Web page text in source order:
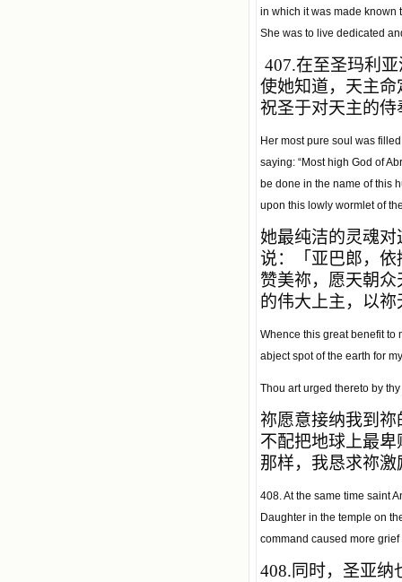
in which it was made known
She was to live dedicated
407.在至圣玛利
使她知道，天主
祝圣于对天主的侍
Her most pure soul was
saying: “Most high God of
be done in the name of this
upon this lowly wormlet of
她最纯洁的灵魂
说：「亚巴郎，
赞美祢，愿天朝
的伟大上主，以
Whence this great benefit to
abject spot of the earth for
Thou art urged thereto by
祢愿意接纳我到
不配把地球上最
那样，我恳求祢
408. At the same time saint
Daughter in the temple on
command caused more
408. 同时，圣亚